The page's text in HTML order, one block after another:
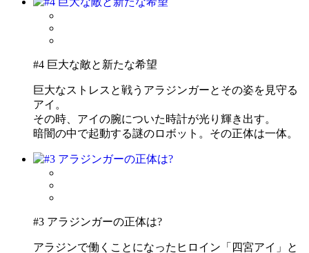
#4 巨大な敵と新たな希望
巨大なストレスと戦うアラジンガーとその姿を見守る
アイ。
その時、アイの腕についた時計が光り輝き出す。
暗闇の中で起動する謎のロボット。その正体は一体。
#3 アラジンガーの正体は?
アラジンで働くことになったヒロイン「四宮アイ」と